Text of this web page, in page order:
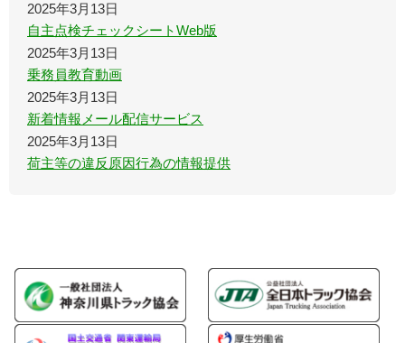
2025年3月13日
自主点検チェックシートWeb版
2025年3月13日
乗務員教育動画
2025年3月13日
新着情報メール配信サービス
2025年3月13日
荷主等の違反原因行為の情報提供